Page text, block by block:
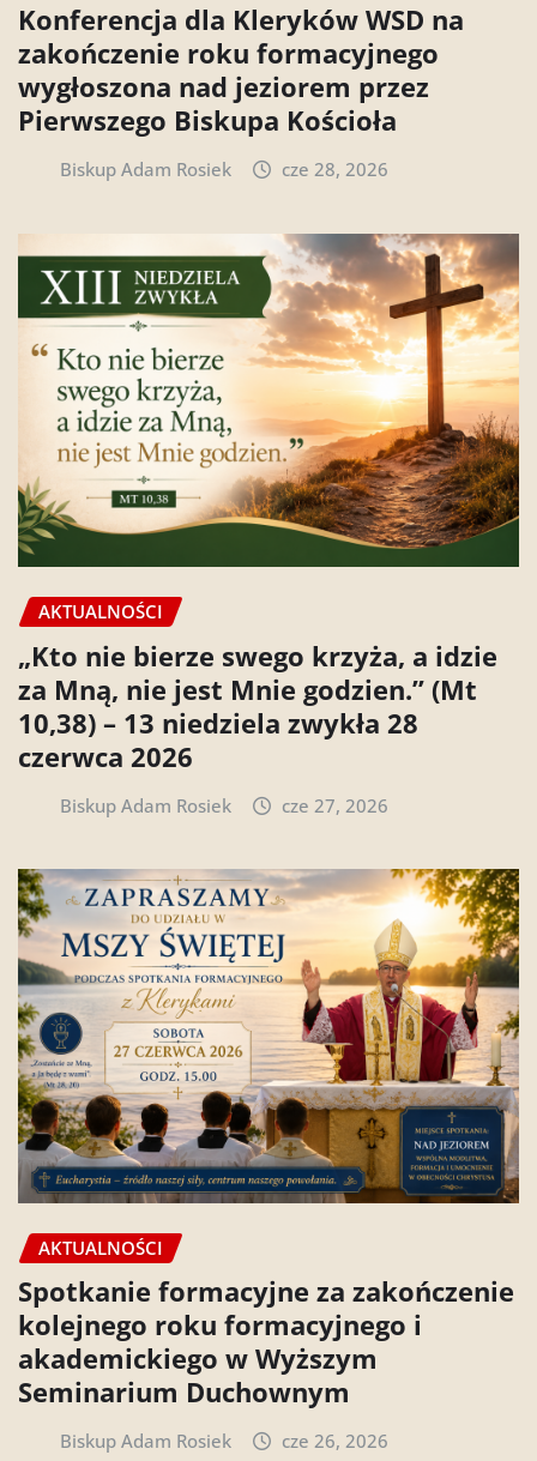
Konferencja dla Kleryków WSD na
zakończenie roku formacyjnego
wygłoszona nad jeziorem przez
Pierwszego Biskupa Kościoła
Biskup Adam Rosiek cze 28, 2026
AKTUALNOŚCI
„Kto nie bierze swego krzyża, a idzie
za Mną, nie jest Mnie godzien.” (Mt
10,38) – 13 niedziela zwykła 28
czerwca 2026
Biskup Adam Rosiek cze 27, 2026
AKTUALNOŚCI
Spotkanie formacyjne za zakończenie
kolejnego roku formacyjnego i
akademickiego w Wyższym
Seminarium Duchownym
Biskup Adam Rosiek cze 26, 2026